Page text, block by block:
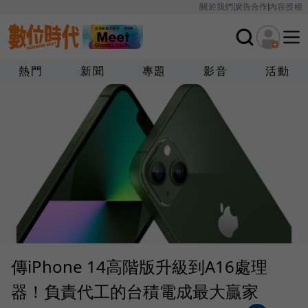
關於我們廣告合作內容授權
熱門 新聞 專題 影音 活動
傳iPhone 14高階版升級到A16處理
器！負責代工的台積電成最大贏家